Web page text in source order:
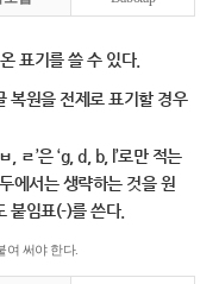
표기를 쓸 수 있다.
복원을 전제로 표기할 경우
ㄹ’은 ‘g, d, b, l’로만 적는
에서는 생략하는 것을 원
붙임표(-)를 쓴다.
여 써야 한다.